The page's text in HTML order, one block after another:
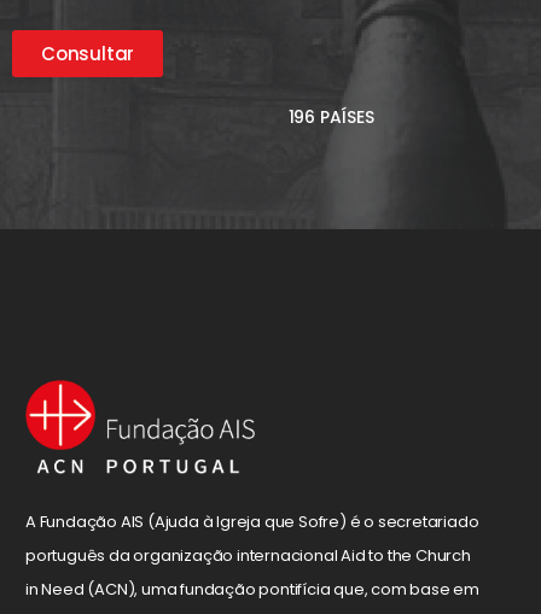
Consultar
196 PAÍSES
A Fundação AIS (Ajuda à Igreja que Sofre) é o secretariado
português da organização internacional Aid to the Church
in Need (ACN), uma fundação pontifícia que, com base em